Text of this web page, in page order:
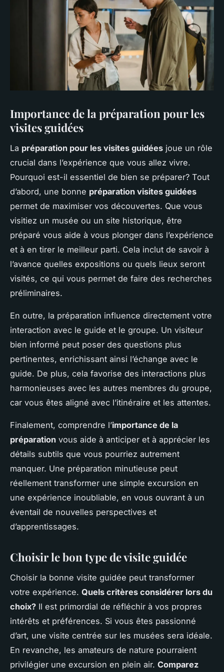
Importance de la préparation pour les
visites guidées
La préparation pour les visites guidées joue un rôle
crucial dans l’expérience que vous allez vivre.
Pourquoi est-il essentiel de bien se préparer? Tout
d’abord, une bonne préparation visites guidées
permet de maximiser vos découvertes. Que vous
visitiez un musée ou un site historique, être
préparé vous aide à vous plonger dans l’expérience
et à en tirer le meilleur parti. Cela inclut de savoir à
l’avance quelles expositions ou quels lieux seront
visités, ce qui vous permet de faire des recherches
préliminaires.
En outre, la préparation influence directement votre
interaction avec le guide et le groupe. Un visiteur
bien informé peut poser des questions plus
pertinentes, enrichissant ainsi l’échange avec le
guide. De plus, cela favorise des interactions plus
harmonieuses avec les autres membres du groupe,
car vous êtes aligné avec l’itinéraire et les attentes.
Finalement, comprendre l’importance de la
préparation vous aide à anticiper et à apprécier les
détails subtils que vous pourriez autrement
manquer. Une préparation minutieuse peut
réellement transformer une simple excursion en
une expérience inoubliable, en vous ouvrant à un
éventail de nouvelles perspectives et
d’apprentissages.
Choisir le bon type de visite guidée
Choisir la bonne visite guidée peut transformer
votre expérience. Quels critères considérer lors du
choix? Il est primordial de réfléchir à vos propres
intérêts et préférences. Si vous êtes passionné
d’art, une visite centrée sur les musées sera idéale.
En revanche, les amateurs de nature pourraient
privilégier une excursion en plein air. Comparez